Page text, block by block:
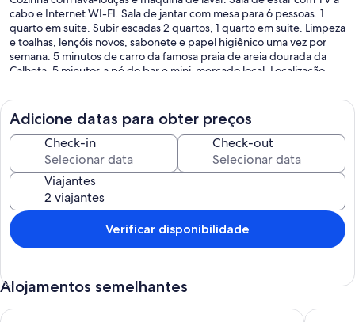
cabo e Internet WI-FI. Sala de jantar com mesa para 6 pessoas. 1
quarto em suite. Subir escadas 2 quartos, 1 quarto em suite. Limpeza
e toalhas, lençóis novos, sabonete e papel higiênico uma vez por
semana. 5 minutos de carro da famosa praia de areia dourada da
Calheta. 5 minutos a pé do bar e mini-mercado local. Localização
e uma casa de férias perfeita apenas para relaxar ao sol!
Reserva on-line recomendada pela Rent-Car antes de você chegar
na Madeira.
Adicione datas para obter preços
Check-in Check-out
Viajantes
Verificar disponibilidade
Alojamentos semelhantes
ANGEL´S SUNSET T2 ESTRITO DA CALHETA Villa